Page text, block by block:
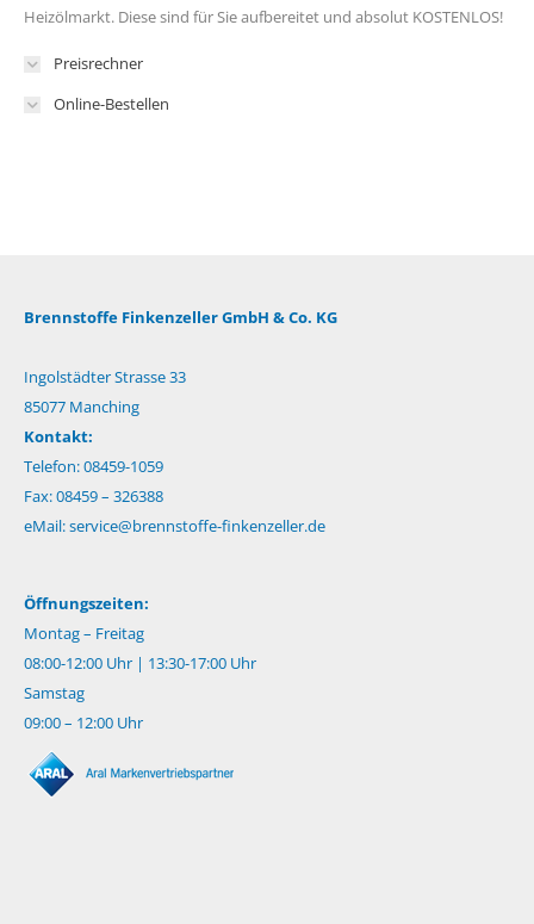
Heizölmarkt. Diese sind für Sie aufbereitet und absolut KOSTENLOS!
Preisrechner
Online-Bestellen
Brennstoffe Finkenzeller GmbH & Co. KG
Ingolstädter Strasse 33
85077 Manching
Kontakt:
Telefon: 08459-1059
Fax: 08459 – 326388
eMail:service@brennstoffe-finkenzeller.de
Öffnungszeiten:
Montag – Freitag
08:00-12:00 Uhr | 13:30-17:00 Uhr
Samstag
09:00 – 12:00 Uhr